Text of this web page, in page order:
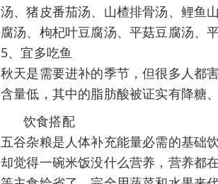
汤、猪皮番茄汤、山楂排骨汤、鲤鱼
腐汤、枸杞叶豆腐汤、平菇豆腐汤、
5、宜多吃鱼
秋天是需要进补的季节，但很多人都
含量低，其中的脂肪酸被证实有降糖
饮食搭配
五谷杂粮是人体补充能量必需的基础
却觉得一碗米饭没什么营养，营养都